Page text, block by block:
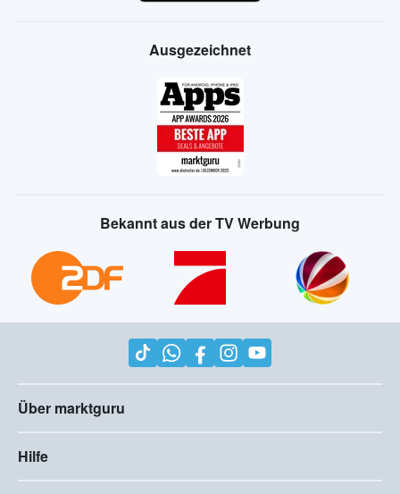
Ausgezeichnet
Bekannt aus der TV Werbung
Über marktguru
Hilfe